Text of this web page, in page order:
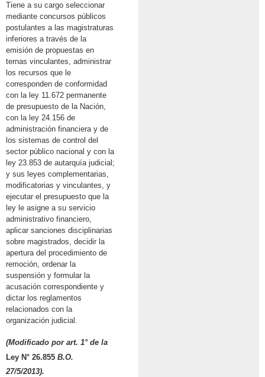
Tiene a su cargo seleccionar
mediante concursos públicos
postulantes a las magistraturas
inferiores a través de la
emisión de propuestas en
ternas vinculantes, administrar
los recursos que le
corresponden de conformidad
con la ley 11.672 permanente
de presupuesto de la Nación,
con la ley 24.156 de
administración financiera y de
los sistemas de control del
sector público nacional y con la
ley 23.853 de autarquía judicial;
y sus leyes complementarias,
modificatorias y vinculantes, y
ejecutar el presupuesto que la
ley le asigne a su servicio
administrativo financiero,
aplicar sanciones disciplinarias
sobre magistrados, decidir la
apertura del procedimiento de
remoción, ordenar la
suspensión y formular la
acusación correspondiente y
dictar los reglamentos
relacionados con la
organización judicial.
(Modificado por art. 1° de la
Ley N° 26.855 B.O.
27/5/2013).